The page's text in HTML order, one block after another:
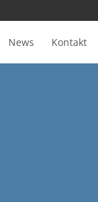
News Kontakt